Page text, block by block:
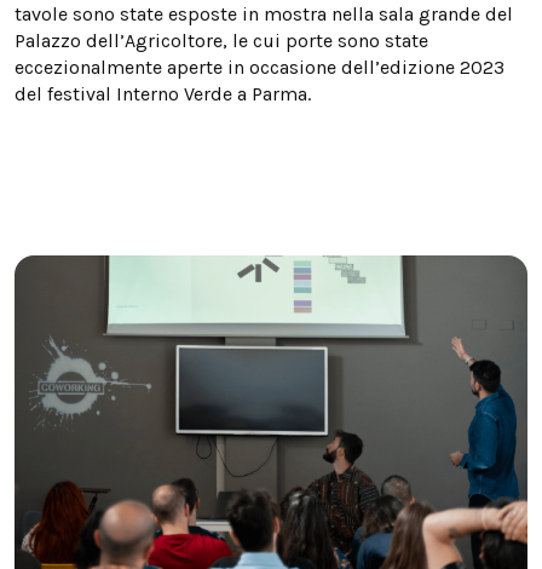
tavole sono state esposte in mostra nella sala grande del
Palazzo dell’Agricoltore, le cui porte sono state
eccezionalmente aperte in occasione dell’edizione 2023
del festival Interno Verde a Parma.